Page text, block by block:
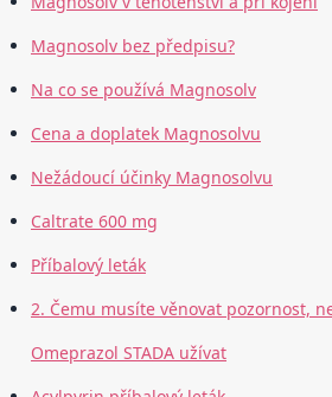
Magnosolv bez předpisu?
Na co se používá Magnosolv
Cena a doplatek Magnosolvu
Nežádoucí účinky Magnosolvu
Caltrate 600 mg
Příbalový leták
2. Čemu musíte věnovat pozornost,
Omeprazol STADA užívat